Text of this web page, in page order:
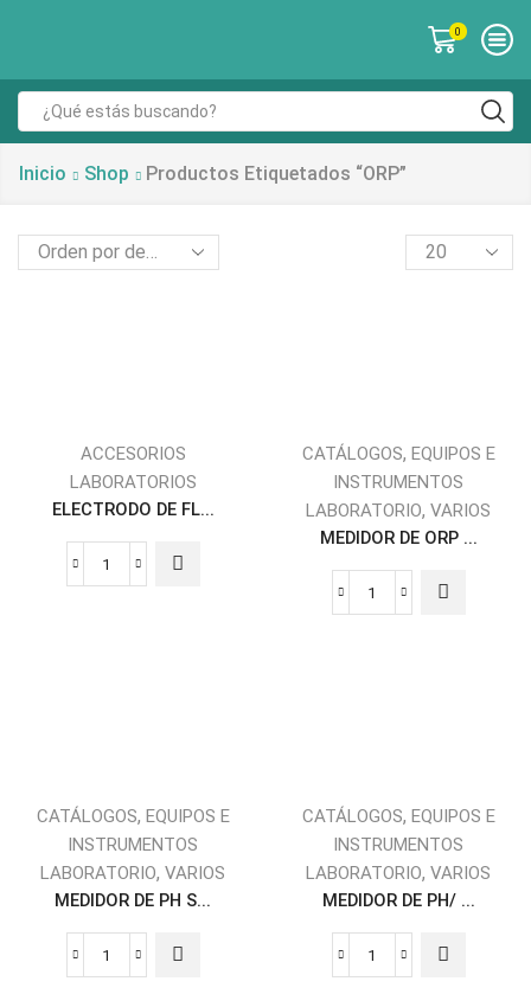
0
Inicio Shop Productos Etiquetados “ORP”
ACCESORIOS
LABORATORIOS
ELECTRODO DE FL...
CATÁLOGOS, EQUIPOS E
INSTRUMENTOS
LABORATORIO, VARIOS
MEDIDOR DE ORP ...
CATÁLOGOS, EQUIPOS E
INSTRUMENTOS
LABORATORIO, VARIOS
MEDIDOR DE PH S...
CATÁLOGOS, EQUIPOS E
INSTRUMENTOS
LABORATORIO, VARIOS
MEDIDOR DE PH/ ...